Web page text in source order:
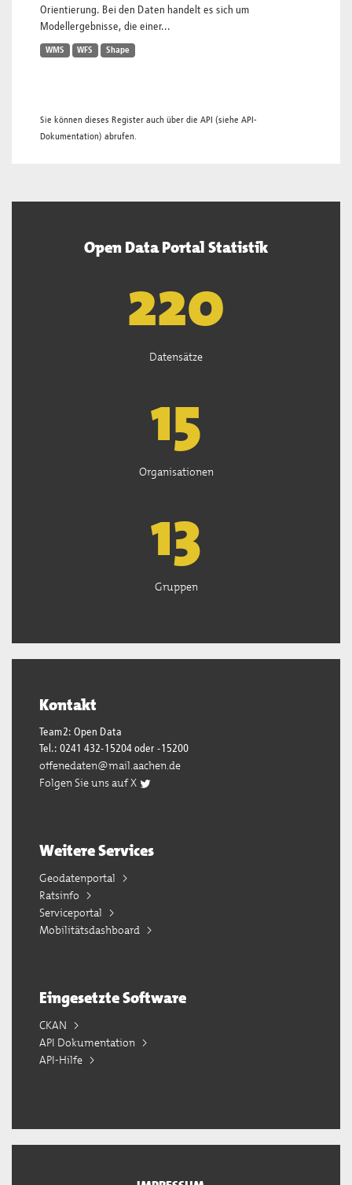
Orientierung. Bei den Daten handelt es sich um
Modellergebnisse, die einer...
WMS WFS Shape
Sie können dieses Register auch über die API (siehe API-
Dokumentation) abrufen.
Open Data Portal Statistik
222
Datensätze
15
Organisationen
13
Gruppen
Kontakt
Team2: Open Data
Tel.: 0241 432-15204 oder -15200
offenedaten@mail.aachen.de
Folgen Sie uns auf X
Weitere Services
Geodatenportal
Ratsinfo
Serviceportal
Mobilitätsdashboard
Eingesetzte Software
CKAN
API Dokumentation
API-Hilfe